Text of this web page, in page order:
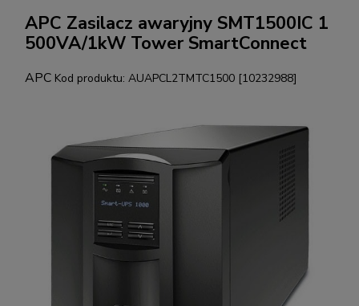
APC Zasilacz awaryjny SMT1500IC 1
500VA/1kW Tower SmartConnect
APC Kod produktu: AUAPCL2TMTC1500 [10232988]